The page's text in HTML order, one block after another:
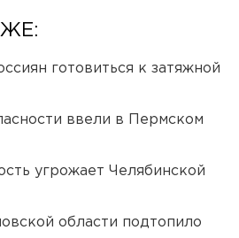
готовиться к затяжной
ввели в Пермском
угрожает Челябинской
области подтопило